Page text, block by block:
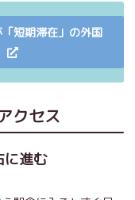
短期滞在」の外国
クセス
進む